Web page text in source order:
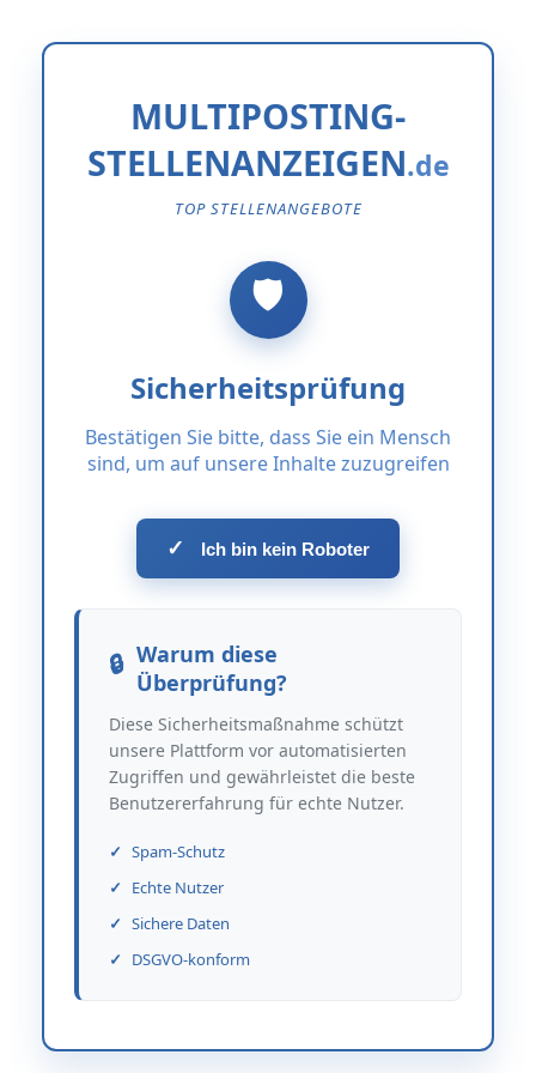
MULTIPOSTING-
STELLENANZEIGEN
TOP STELLENANGEBOTE
Sicherheitsprüfung
Bestätigen Sie bitte, dass Sie ein Mensch
sind, um auf unsere Inhalte zuzugreifen
✓ Ich bin kein Roboter
Warum diese
Überprüfung?
Diese Sicherheitsmaßnahme schützt
unsere Plattform vor automatisierten
Zugriffen und gewährleistet die beste
Benutzererfahrung für echte Nutzer.
Spam-Schutz
Echte Nutzer
Sichere Daten
DSGVO-konform